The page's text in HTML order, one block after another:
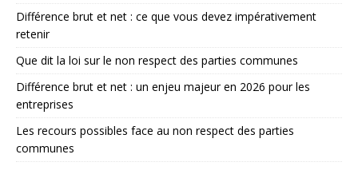
Différence brut et net : ce que vous devez impérativement
retenir
Que dit la loi sur le non respect des parties communes
Différence brut et net : un enjeu majeur en 2026 pour les
entreprises
Les recours possibles face au non respect des parties
communes